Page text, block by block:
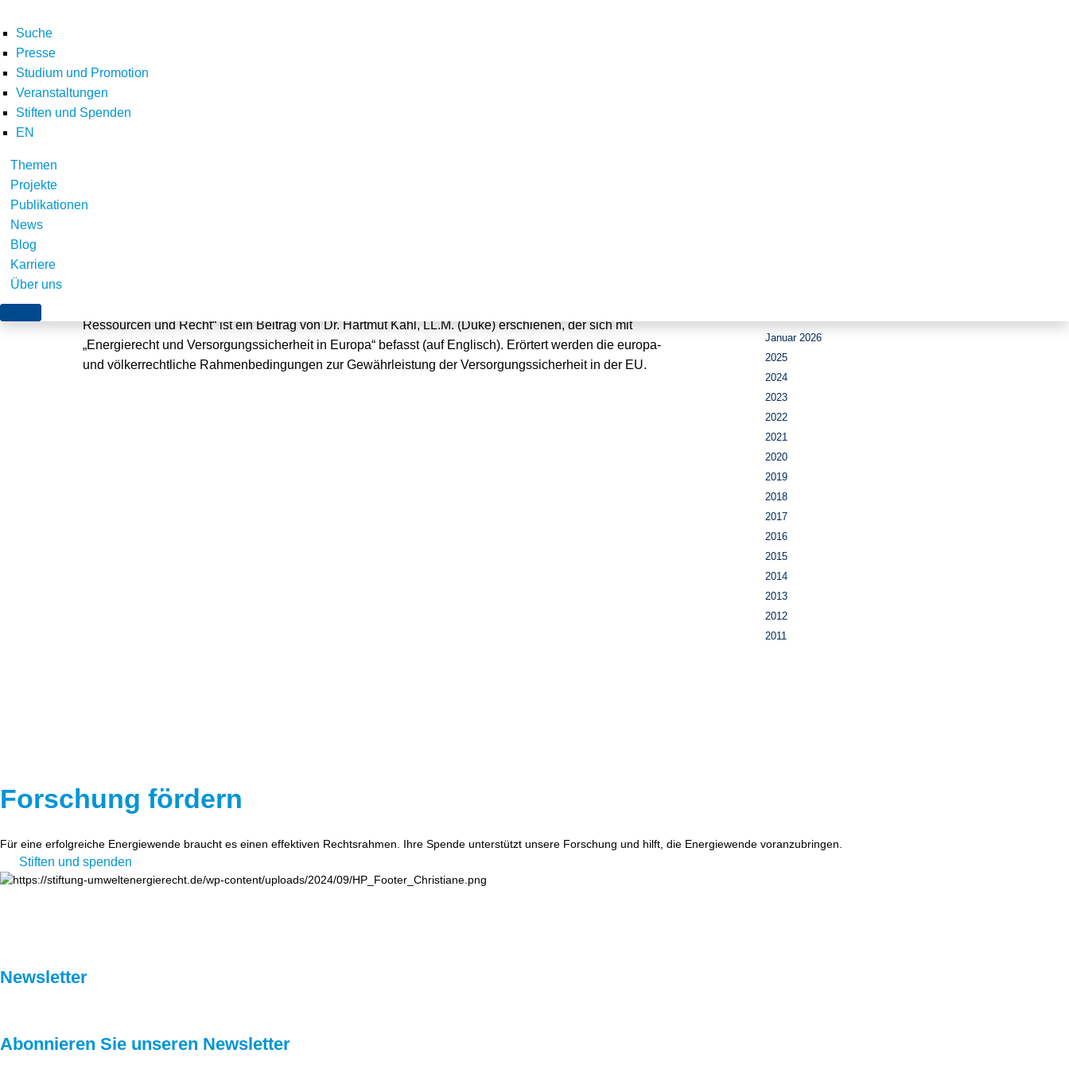
Suche
Presse
Studium und Promotion
Veranstaltungen
Stiften und Spenden
EN
Themen
Projekte
Publikationen
News
Blog
Karriere
Über uns
Ressourcen und Recht“ ist ein Beitrag von Dr. Hartmut Kahl, LL.M. (Duke) erschienen, der sich mit
„Energierecht und Versorgungssicherheit in Europa“ befasst (auf Englisch). Erörtert werden die europa-
und völkerrechtliche Rahmenbedingungen zur Gewährleistung der Versorgungssicherheit in der EU.
Januar 2026
2025
2024
2023
2022
2021
2020
2019
2018
2017
2016
2015
2014
2013
2012
2011
Forschung fördern
Für eine erfolgreiche Energiewende braucht es einen effektiven Rechtsrahmen. Ihre Spende unterstützt unsere Forschung und hilft, die Energiewende voranzubringen.
Stiften und spenden
Newsletter
Abonnieren Sie unseren Newsletter